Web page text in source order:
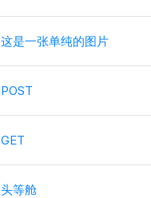
这是一张单纯的图片
POST
GET
头等舱